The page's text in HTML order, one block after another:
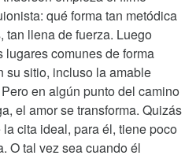
qué forma tan metódica
tan llena de fuerza. Luego
comunes de forma
su sitio, incluso la amable
en algún punto del camino
el amor se transforma. Quizás
cita ideal, para él, tiene poco
O tal vez sea cuando él